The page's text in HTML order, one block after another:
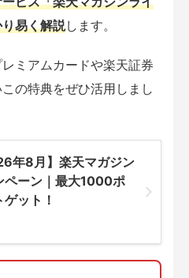
易く解説します。
ミアムカードや楽天証券
の特典をぜひ活用しまし
年8月】楽天マガジン
ペーン｜最大1000ポ
ット！